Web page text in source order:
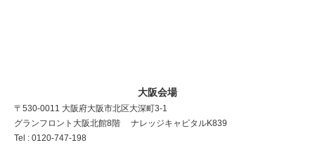
大阪会場
〒530-0011 大阪府大阪市北区大深町3-1
グランフロント大阪北館8階 ナレッジキャピタルK839
Tel : 0120-747-198